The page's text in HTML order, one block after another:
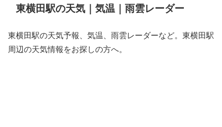
東横田駅の天気｜気温｜雨雲レーダー
東横田駅の天気予報、気温、雨雲レーダーなど。東横田駅
周辺の天気情報をお探しの方へ。